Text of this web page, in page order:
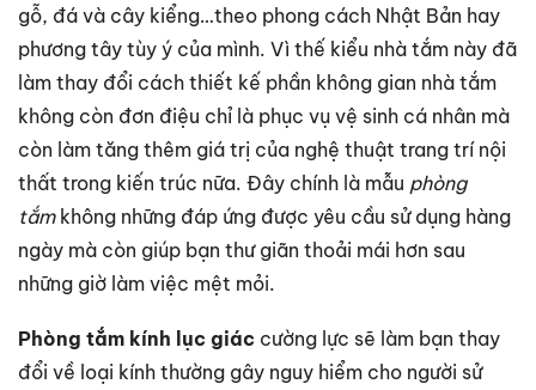
gỗ, đá và cây kiểng…theo phong cách Nhật Bản hay
phương tây tùy ý của mình. Vì thế kiểu nhà tắm này đã
làm thay đổi cách thiết kế phần không gian nhà tắm
không còn đơn điệu chỉ là phục vụ vệ sinh cá nhân mà
còn làm tăng thêm giá trị của nghệ thuật trang trí nội
thất trong kiến trúc nữa. Đây chính là mẫu phòng
tắmkhông những đáp ứng được yêu cầu sử dụng hàng
ngày mà còn giúp bạn thư giãn thoải mái hơn sau
những giờ làm việc mệt mỏi.
Phòng tắm kính lục giác cường lực sẽ làm bạn thay
đổi về loại kính thường gây nguy hiểm cho người sử